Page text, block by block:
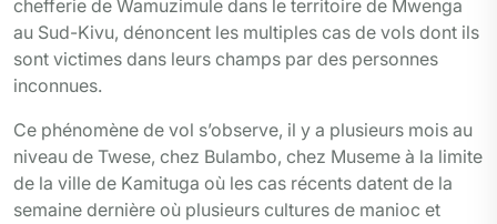
chefferie de Wamuzimule dans le territoire de Mwenga
au Sud-Kivu, dénoncent les multiples cas de vols dont ils
sont victimes dans leurs champs par des personnes
inconnues.
Ce phénomène de vol s’observe, il y a plusieurs mois au
niveau de Twese, chez Bulambo, chez Museme à la limite
de la ville de Kamituga où les cas récents datent de la
semaine dernière où plusieurs cultures de manioc et